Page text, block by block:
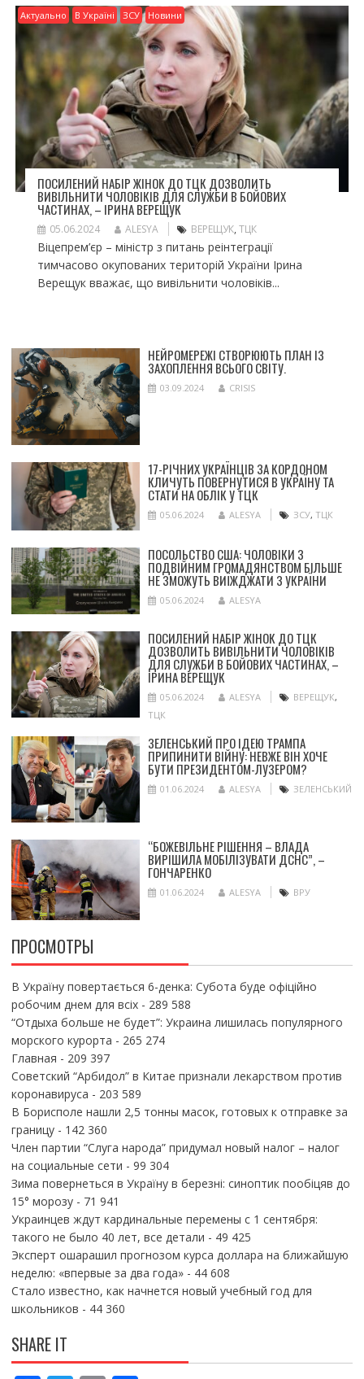
Актуально В Україні ЗСУ Новини
ПОСИЛЕНИЙ НАБІР ЖІНОК ДО ТЦК ДОЗВОЛИТЬ
ВИВІЛЬНИТИ ЧОЛОВІКІВ ДЛЯ СЛУЖБИ В БОЙОВИХ
ЧАСТИНАХ, – ІРИНА ВЕРЕЩУК
05.06.2024 ALESYA ВЕРЕЩУК, ТЦК
Віцепрем’єр – міністр з питань реінтеграції
тимчасово окупованих територій України Ірина
Верещук вважає, що вивільнити чоловіків...
НЕЙРОМЕРЕЖІ СТВОРЮЮТЬ ПЛАН ІЗ
ЗАХОПЛЕННЯ ВСЬОГО СВІТУ.
03.09.2024 CRISIS
17-РІЧНИХ УКРАЇНЦІВ ЗА КОРДОНОМ
КЛИЧУТЬ ПОВЕРНУТИСЯ В УКРАЇНУ ТА
СТАТИ НА ОБЛІК У ТЦК
05.06.2024 ALESYA ЗСУ, ТЦК
ПОСОЛЬСТВО США: ЧОЛОВІКИ З
ПОДВІЙНИМ ГРОМАДЯНСТВОМ БІЛЬШЕ
НЕ ЗМОЖУТЬ ВИЇЖДЖАТИ З УКРАЇНИ
05.06.2024 ALESYA
ПОСИЛЕНИЙ НАБІР ЖІНОК ДО ТЦК
ДОЗВОЛИТЬ ВИВІЛЬНИТИ ЧОЛОВІКІВ
ДЛЯ СЛУЖБИ В БОЙОВИХ ЧАСТИНАХ, –
ІРИНА ВЕРЕЩУК
05.06.2024 ALESYA ВЕРЕЩУК,
ТЦК
ЗЕЛЕНСЬКИЙ ПРО ІДЕЮ ТРАМПА
ПРИПИНИТИ ВІЙНУ: НЕВЖЕ ВІН ХОЧЕ
БУТИ ПРЕЗИДЕНТОМ-ЛУЗЕРОМ?
01.06.2024 ALESYA ЗЕЛЕНСЬКИЙ
“БОЖЕВІЛЬНЕ РІШЕННЯ – ВЛАДА
ВИРІШИЛА МОБІЛІЗУВАТИ ДСНС”, –
ГОНЧАРЕНКО
01.06.2024 ALESYA ВРУ
ПРОСМОТРЫ
В Україну повертається 6-денка: Субота буде офіційно
робочим днем для всіх- 289 588
“Отдыха больше не будет”: Украина лишилась популярного
морского курорта - 265 274
Главная - 209 397
Советский “Арбидол” в Китае признали лекарством против
коронавируса - 203 589
В Борисполе нашли 2,5 тонны масок, готовых к отправке за
границу- 142 360
Член партии “Слуга народа” придумал новый налог – налог
на социальные сети - 99 304
Зима повернеться в Україну в березні: синоптик пообіцяв до
15° морозу- 71 941
Украинцев ждут кардинальные перемены с 1 сентября:
такого не было 40 лет, все детали - 49 425
Эксперт ошарашил прогнозом курса доллара на ближайшую
неделю: «впервые за два года»- 44 608
Стало известно, как начнется новый учебный год для
школьников - 44 360
SHARE IT